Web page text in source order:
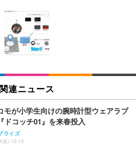
オフィスチェア 椅子 テレワーク 疲れな
げ式アームレスト コンパクト 約105度ロッ
事務椅子 360度回転 座面昇降 強化ナイロ
ース 通気性メッシュ 在宅ワーク H-WY01
+黒足)
オフィスチェア／デスクチェア メッシ
人間工学 疲れない ブラック
フィスチェア デスクチェア 疲れない テレ
ア 強化バックレスト 30度ロッキング機
学 椅子 腰サポート 90度跳ね上げ式アーム
ネス向けプレミアムモニター | FlexScan
WT | 31.5型4K UHD・USB Type-C・ホワ
ネス向けプレミアムモニター | FlexScan
27"ゲーミングモニター DualSense 充電
（CFI-ZDM1J）
ーシック ペットシーツ 薄型 レギュラー 1
無香料 ホワイト 300枚
ーシック ペットシーツ 厚型 ワイド 42枚
) ホワイト(吸収面:ライトブルー)
ライフ ネオ・オムツ L 中型犬用 26枚入
関連ニュース
モが小学生向けの腕時計型ウェアラブ
ドコッチ01』を来春投入
ライズ
金) 12:12